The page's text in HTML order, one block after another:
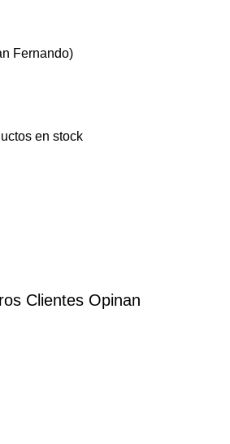
Fernando)
en stock
Clientes Opinan